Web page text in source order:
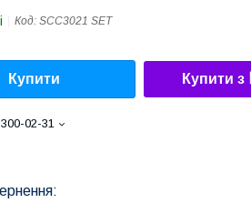
Код: SCC3021 SET
Купити Купити з
02-31